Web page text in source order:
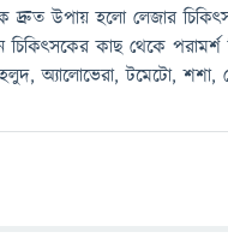
দ্রুত উপায় হলো লেজার
কাছ থেকে
অ্যালোভেরা, টমেটো,